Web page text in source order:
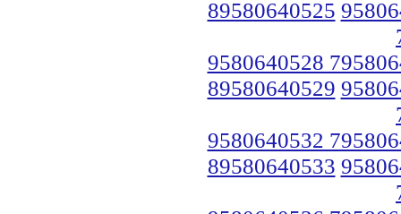
89580640525
9580640528
89580640529
9580640532
89580640533